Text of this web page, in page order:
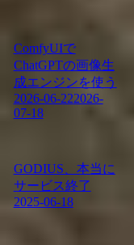
ComfyUIで
ChatGPTの画像生
成エンジンを使う
2026-06-222026-
07-18
GODIUS、本当に
サービス終了
2025-06-18